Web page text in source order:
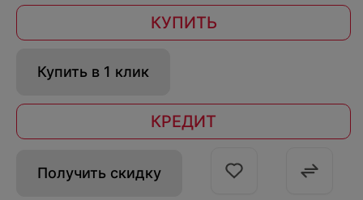
КУПИТЬ
Купить в 1 клик
КРЕДИТ
Получить скидку